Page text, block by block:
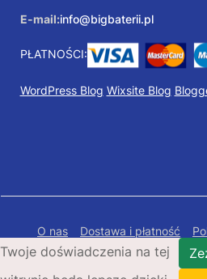
E-mail:info@bigbaterii.pl
PŁATNOŚCI:
WordPress Blog Wixsite Blog
O nas Dostawa i płatność
Polityka prywatności
Twoje doświadczenia na tej